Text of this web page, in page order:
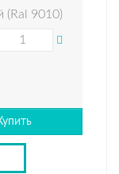
(Ral 9010)